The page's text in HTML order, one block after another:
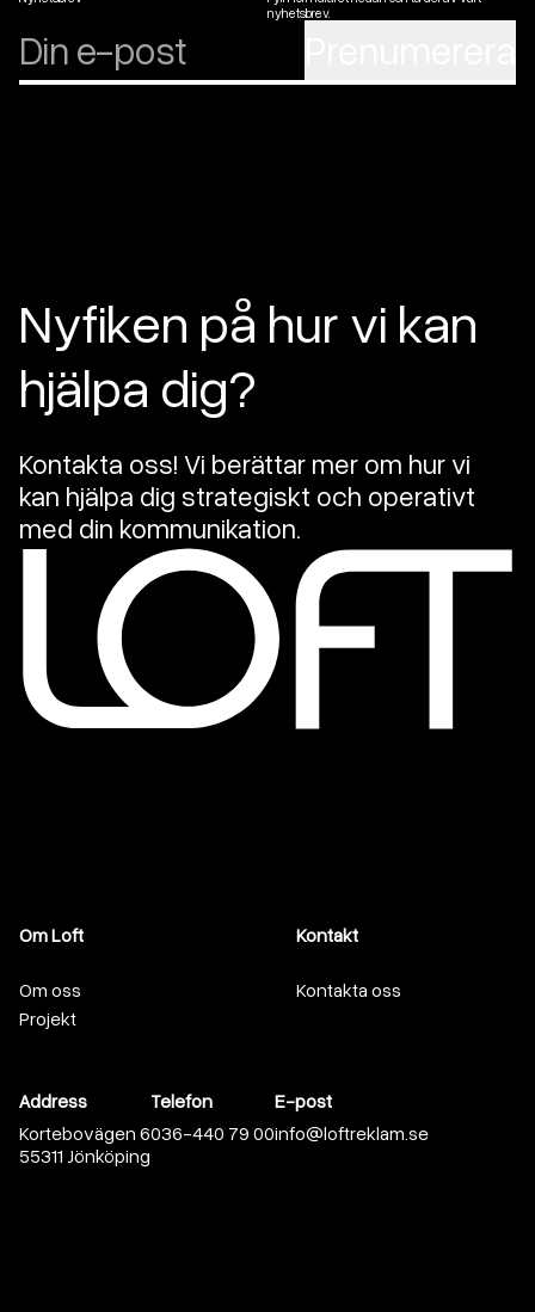
nyhetsbrev.
Nyfiken på hur vi kan
hjälpa dig?
Kontakta oss! Vi berättar mer om hur vi
kan hjälpa dig strategiskt och operativt
med din kommunikation.
Om Loft
Om oss
Projekt
Kontakt
Kontakta oss
Address
Kortebovägen 6
55311 Jönköping
Telefon
036-440 79 00
E-post
info@loftreklam.se